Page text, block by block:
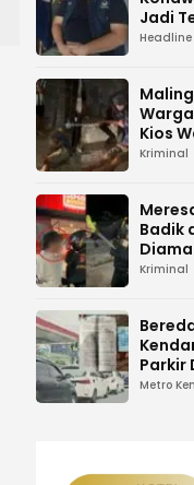
Jadi
Headline
Kios
Raya
Kriminal
Badik
Kriminal
Parkir
Metro